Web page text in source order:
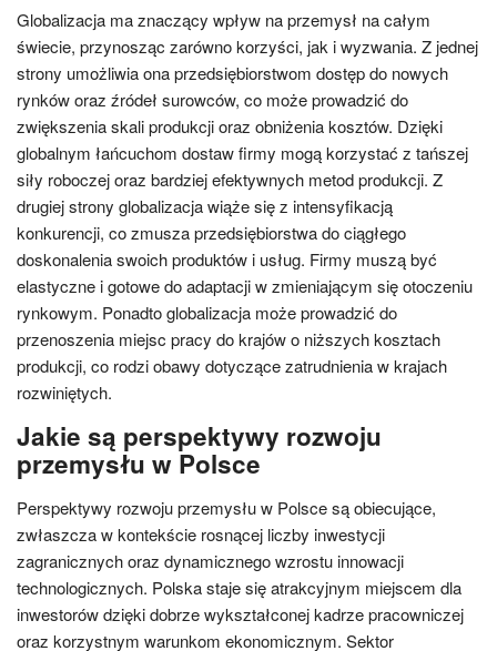
Globalizacja ma znaczący wpływ na przemysł na całym
świecie, przynosząc zarówno korzyści, jak i wyzwania. Z jednej
strony umożliwia ona przedsiębiorstwom dostęp do nowych
rynków oraz źródeł surowców, co może prowadzić do
zwiększenia skali produkcji oraz obniżenia kosztów. Dzięki
globalnym łańcuchom dostaw firmy mogą korzystać z tańszej
siły roboczej oraz bardziej efektywnych metod produkcji. Z
drugiej strony globalizacja wiąże się z intensyfikacją
konkurencji, co zmusza przedsiębiorstwa do ciągłego
doskonalenia swoich produktów i usług. Firmy muszą być
elastyczne i gotowe do adaptacji w zmieniającym się otoczeniu
rynkowym. Ponadto globalizacja może prowadzić do
przenoszenia miejsc pracy do krajów o niższych kosztach
produkcji, co rodzi obawy dotyczące zatrudnienia w krajach
rozwiniętych.
Jakie są perspektywy rozwoju
przemysłu w Polsce
Perspektywy rozwoju przemysłu w Polsce są obiecujące,
zwłaszcza w kontekście rosnącej liczby inwestycji
zagranicznych oraz dynamicznego wzrostu innowacji
technologicznych. Polska staje się atrakcyjnym miejscem dla
inwestorów dzięki dobrze wykształconej kadrze pracowniczej
oraz korzystnym warunkom ekonomicznym. Sektor